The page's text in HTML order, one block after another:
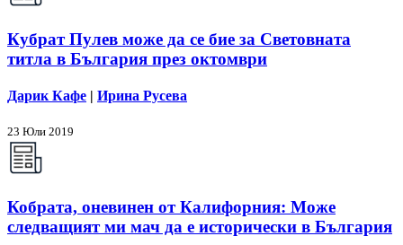
Кубрат Пулев може да се бие за Световната
титла в България през октомври
Дарик Кафе | Ирина Русева
23 Юли 2019
Кобрата, оневинен от Калифорния: Може
следващият ми мач да е исторически в България